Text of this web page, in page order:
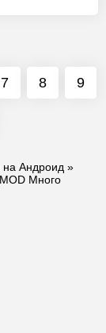
7 8 9
Андроид »
Много